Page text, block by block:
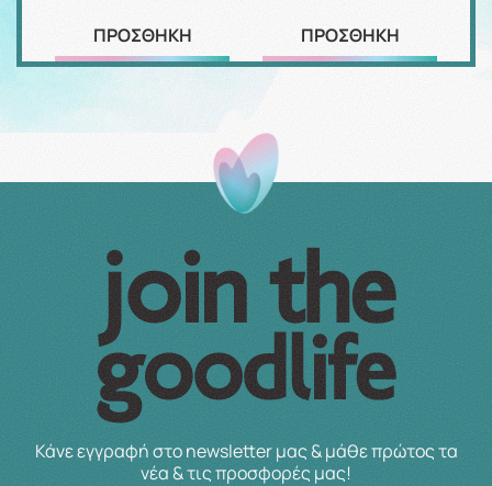
ΠΡΟΣΘΗΚΗ ΠΡΟΣΘΗΚΗ
Κάνε εγγραφή στο newsletter μας & μάθε πρώτος τα
νέα & τις προσφορές μας!